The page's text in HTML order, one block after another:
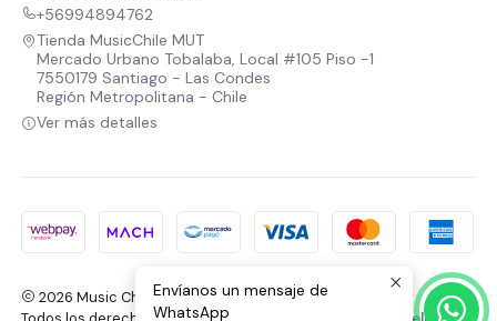
+56994894762
Tienda MusicChile MUT
Mercado Urbano Tobalaba, Local #105 Piso -1
7550179 Santiago - Las Condes
Región Metropolitana - Chile
Ver más detalles
2026 Music Chile.Envíanos un mensaje de
WhatsApp